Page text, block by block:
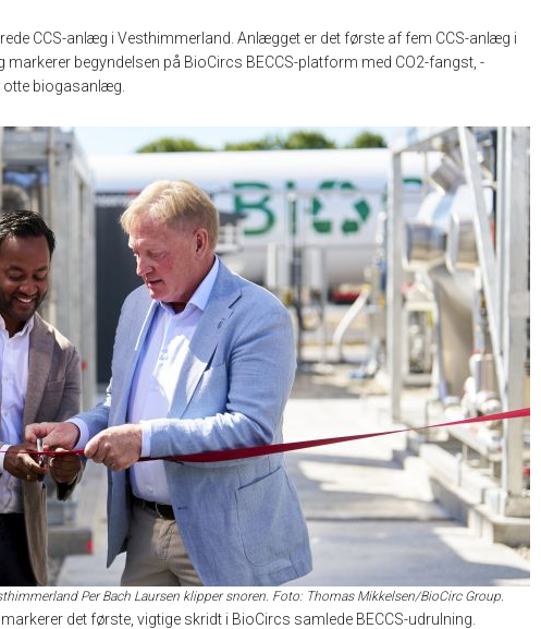
CCS-anlæg i Vesthimmerland. Anlægget er det første af fem CCS-anlæg i
begyndelsen på BioCircs BECCS-platform med CO2-fangst, -
biogasanlæg.
Per Bach Laursen klipper snoren. Foto: Thomas Mikkelsen/BioCirc Group.
det første, vigtige skridt i BioCircs samlede BECCS-udrulning.